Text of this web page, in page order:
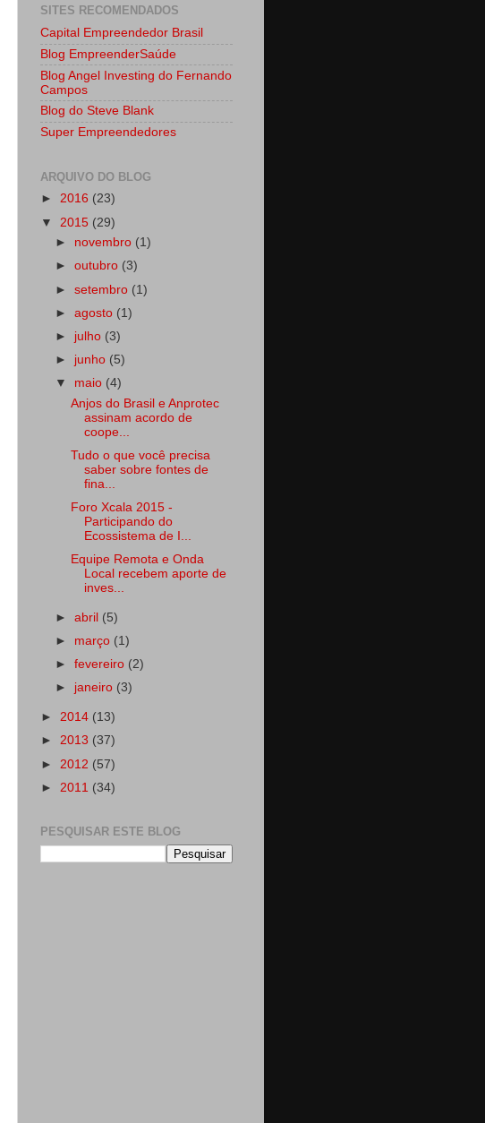
SITES RECOMENDADOS
Capital Empreendedor Brasil
Blog EmpreenderSaúde
Blog Angel Investing do Fernando
Campos
Blog do Steve Blank
Super Empreendedores
ARQUIVO DO BLOG
► 2016 (23)
▼ 2015 (29)
► novembro (1)
►outubro (3)
►setembro (1)
►agosto (1)
► julho (3)
► junho (5)
▼ maio (4)
Anjos do Brasil e Anprotec
assinam acordo de
coope...
Tudo o que você precisa
saber sobre fontes de
fina...
Foro Xcala 2015 -
Participando do
Ecossistema de I...
Equipe Remota e Onda
Local recebem aporte de
inves...
►abril (5)
► março (1)
►fevereiro (2)
► janeiro (3)
► 2014 (13)
► 2013 (37)
► 2012 (57)
► 2011 (34)
PESQUISAR ESTE BLOG